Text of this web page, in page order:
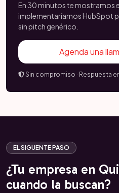
En 30 minutos te mostramos
implementaríamos HubSpot
sin pitch genérico.
Agenda una
Sin compromiso · Respuesta
EL SIGUENTE PASO
¿Tu empresa en
cuando la buscan?